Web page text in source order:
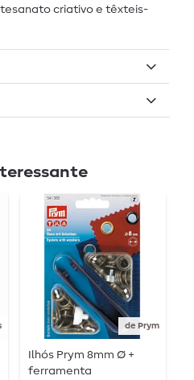
criativo e têxteis-
de Prym
Ilhós Prym 8mm Ø +
ferramenta